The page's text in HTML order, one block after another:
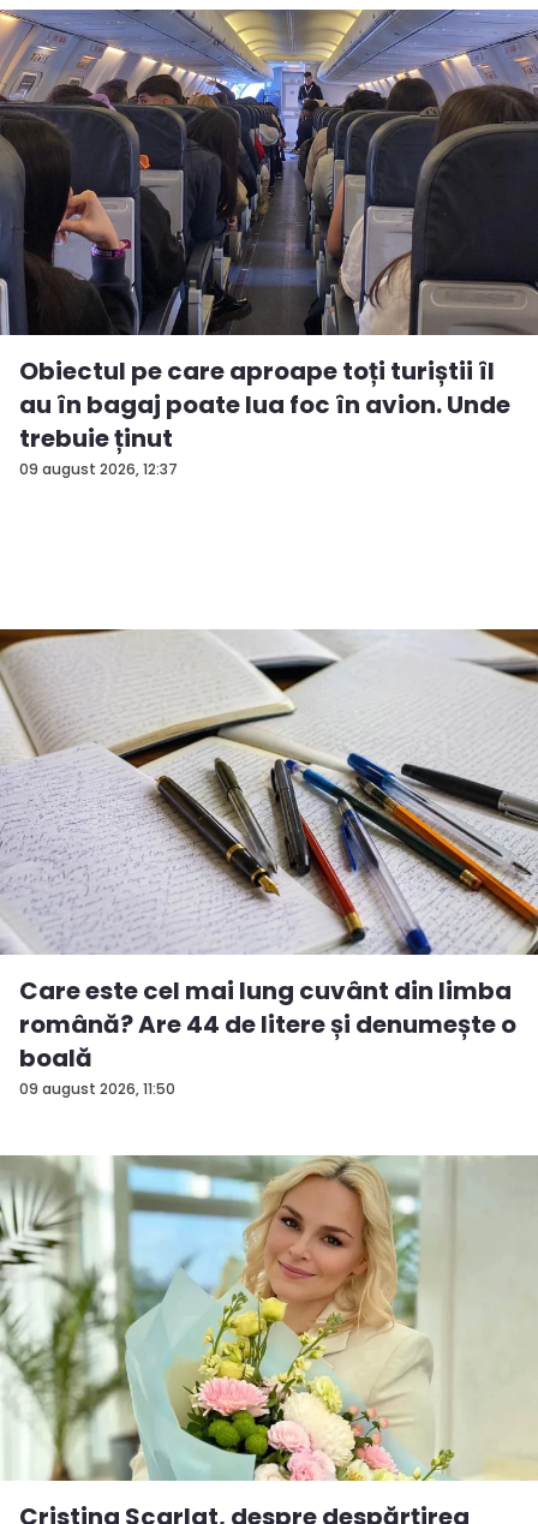
09 august 2026, 12:37
Obiectul pe care aproape toți turiștii îl
au în bagaj poate lua foc în avion. Unde
trebuie ținut
09 august 2026, 11:50
Care este cel mai lung cuvânt din limba
română? Are 44 de litere și denumește o
boală
Cristina Scarlat, despre despărțirea